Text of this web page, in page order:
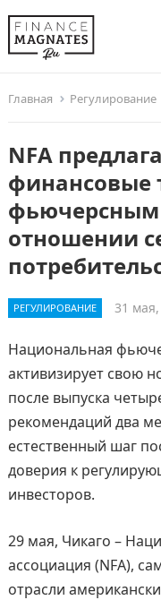
Главная Регулирование
NFA
финансовые
фьючерсным
отношении
РЕГУЛИРОВАНИЕ 31
Национальная
активизирует свою
после выпуска
рекомендаций два
естественный шаг
доверия к
инвесторов.
29 мая, Чикаго –
ассоциация (NFA),
отрасли